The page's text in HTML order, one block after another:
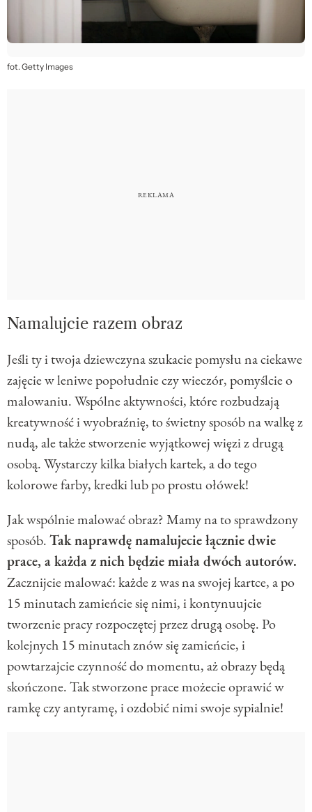
fot. Getty Images
Namalujcie razem obraz
Jeśli ty i twoja dziewczyna szukacie pomysłu na ciekawe
zajęcie w leniwe popołudnie czy wieczór, pomyślcie o
malowaniu. Wspólne aktywności, które rozbudzają
kreatywność i wyobraźnię, to świetny sposób na walkę z
nudą, ale także stworzenie wyjątkowej więzi z drugą
osobą. Wystarczy kilka białych kartek, a do tego
kolorowe farby, kredki lub po prostu ołówek!
Jak wspólnie malować obraz? Mamy na to sprawdzony
sposób.Tak naprawdę namalujecie łącznie dwie
prace, a każda z nich będzie miała dwóch autorów.
Zacznijcie malować: każde z was na swojej kartce, a po
15 minutach zamieńcie się nimi, i kontynuujcie
tworzenie pracy rozpoczętej przez drugą osobę. Po
kolejnych 15 minutach znów się zamieńcie, i
powtarzajcie czynność do momentu, aż obrazy będą
skończone. Tak stworzone prace możecie oprawić w
ramkę czy antyramę, i ozdobić nimi swoje sypialnie!